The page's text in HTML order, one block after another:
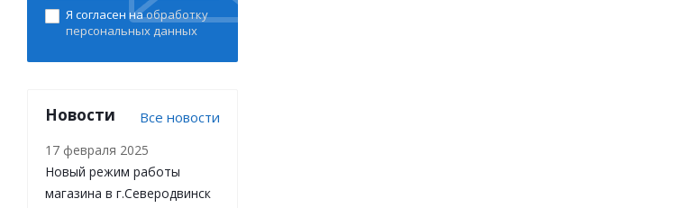
Я согласен наобработку
персональных данных
Новости Все новости
17 февраля 2025
Новый режим работы
магазина в г.Северодвинск